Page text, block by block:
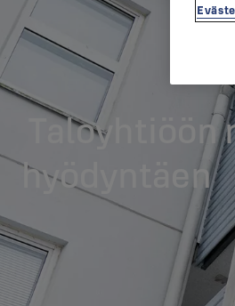
hyödyntäen